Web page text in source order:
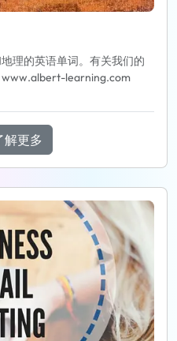
理的英语单词。有关我们的
www.albert-learning.com
解更多